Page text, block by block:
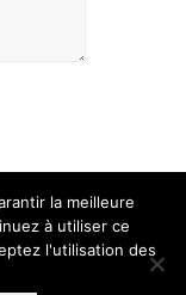
la meilleure
à utiliser ce
l'utilisation des